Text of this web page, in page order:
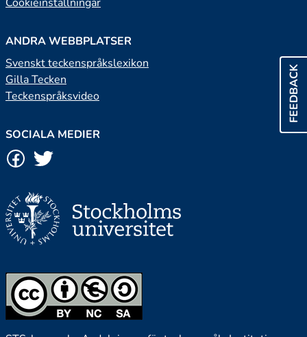
FEEDBACK
ANDRA WEBBPLATSER
Svenskt teckenspråkslexikon
Gilla Tecken
Teckenspråksvideo
SOCIALA MEDIER